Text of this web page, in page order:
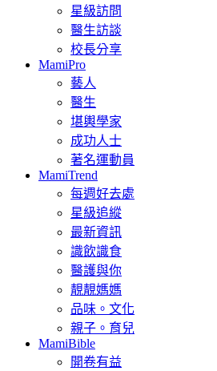
星級訪問
醫生訪談
校長分享
MamiPro
藝人
醫生
堪輿學家
成功人士
著名運動員
MamiTrend
每週好去處
星級追縱
最新資訊
識飲識食
醫護與你
靚靚媽媽
品味。文化
親子。育兒
MamiBible
開卷有益